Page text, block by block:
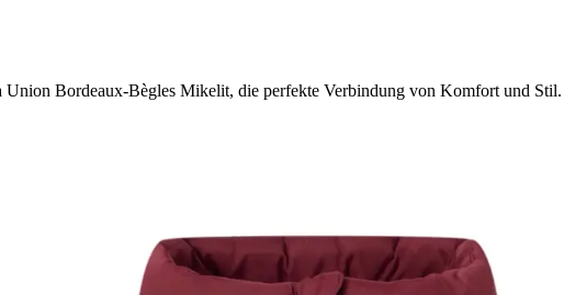
Bordeaux-Bègles Mikelit, die perfekte Verbindung von Komfort und Stil.